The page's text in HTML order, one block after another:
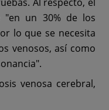
"en un 30% de los
lo que se necesita
venosos, así como
venosa cerebral,